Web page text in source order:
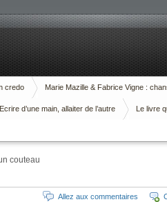
credo Marie Mazille & Fabrice Vigne :
Ecrire d’une main, allaiter de l’autre Le livre
couteau
Allez aux commentaires